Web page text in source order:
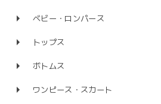
ベビー・ロンパース
トップス
ボトムス
ワンピース・スカート